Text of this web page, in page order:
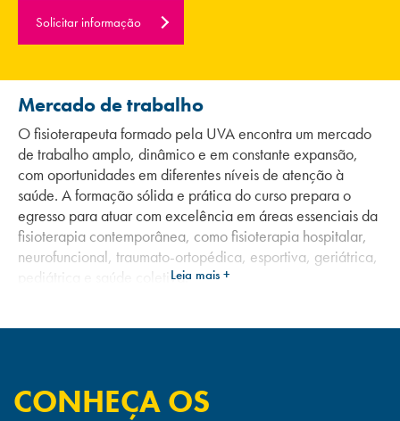
Solicitar informação
Mercado de trabalho
O fisioterapeuta formado pela UVA encontra um mercado
de trabalho amplo, dinâmico e em constante expansão,
com oportunidades em diferentes níveis de atenção à
saúde. A formação sólida e prática do curso prepara o
egresso para atuar com excelência em áreas essenciais da
fisioterapia contemporânea, como fisioterapia hospitalar,
neurofuncional, traumato-ortopédica, esportiva, geriátrica,
pediátrica e saúde coletiva.
atuação em equipes multiprofissionais — competências
Leia mais +
CONHEÇA OS